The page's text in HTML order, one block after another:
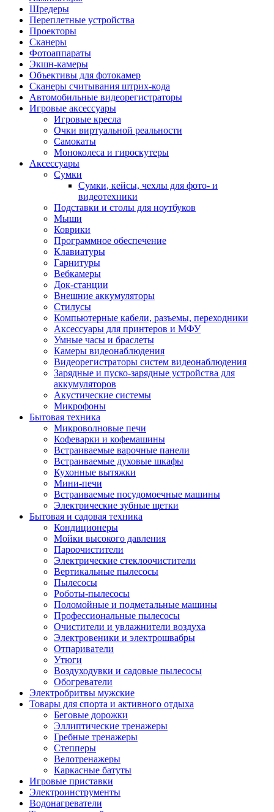
Шредеры
Переплетные устройства
Проекторы
Сканеры
Фотоаппараты
Экшн-камеры
Объективы для фотокамер
Сканеры считывания штрих-кода
Автомобильные видеорегистраторы
Игровые аксессуары
Игровые кресла
Очки виртуальной реальности
Самокаты
Моноколеса и гироскутеры
Аксессуары
Сумки
Сумки, кейсы, чехлы для фото- и
видеотехники
Подставки и столы для ноутбуков
Мыши
Коврики
Программное обеспечение
Клавиатуры
Гарнитуры
Вебкамеры
Док-станции
Внешние аккумуляторы
Стилусы
Компьютерные кабели, разъемы, переходники
Аксессуары для принтеров и МФУ
Умные часы и браслеты
Камеры видеонаблюдения
Видеорегистраторы систем видеонаблюдения
Зарядные и пуско-зарядные устройства для
аккумуляторов
Акустические системы
Микрофоны
Бытовая техника
Микроволновые печи
Кофеварки и кофемашины
Встраиваемые варочные панели
Встраиваемые духовые шкафы
Кухонные вытяжки
Мини-печи
Встраиваемые посудомоечные машины
Электрические зубные щетки
Бытовая и садовая техника
Кондиционеры
Мойки высокого давления
Пароочистители
Электрические стеклоочистители
Вертикальные пылесосы
Пылесосы
Роботы-пылесосы
Поломойные и подметальные машины
Профессиональные пылесосы
Очистители и увлажнители воздуха
Электровеники и электрошвабры
Отпариватели
Утюги
Воздуходувки и садовые пылесосы
Обогреватели
Электробритвы мужские
Товары для спорта и активного отдыха
Беговые дорожки
Эллиптические тренажеры
Гребные тренажеры
Степперы
Велотренажеры
Каркасные батуты
Игровые приставки
Электроинструменты
Водонагреватели